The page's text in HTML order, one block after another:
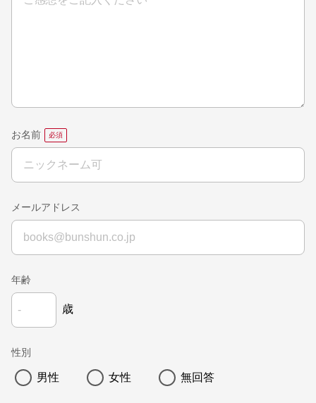
お名前
メールアドレス
年齢
歳
性別
男性 女性 無回答